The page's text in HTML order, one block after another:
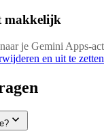
makkelijk
je Gemini Apps-
en uit te zetten